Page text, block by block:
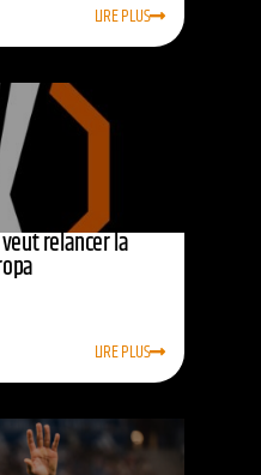
LIRE PLUS
veut relancer la
LIRE PLUS